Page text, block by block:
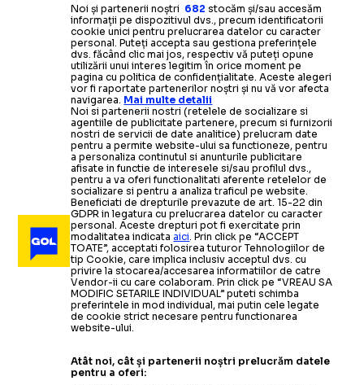
Noi și partenerii noștri 682 stocăm și/sau accesăm
informații pe dispozitivul dvs., precum identificatorii
cookie unici pentru prelucrarea datelor cu caracter
personal. Puteți accepta sau gestiona preferințele
dvs. făcând clic mai jos, respectiv vă puteți opune
utilizării unui interes legitim în orice moment pe
pagina cu politica de confidențialitate. Aceste alegeri
vor fi raportate partenerilor noștri și nu vă vor afecta
navigarea. Mai multe detalii
Noi si partenerii nostri (retelele de socializare si
agentiile de publicitate partenere, precum si furnizorii
nostri de servicii de date analitice) prelucram date
pentru a permite website-ului sa functioneze, pentru
a personaliza continutul si anunturile publicitare
afisate in functie de interesele si/sau profilul dvs.,
pentru a va oferi functionalitati aferente retelelor de
socializare si pentru a analiza traficul pe website.
Beneficiati de drepturile prevazute de art. 15-22 din
GDPR in legatura cu prelucrarea datelor cu caracter
personal. Aceste drepturi pot fi exercitate prin
modalitatea indicataaici. Prin click pe “ACCEPT
TOATE”, acceptati folosirea tuturor Tehnologiilor de
tip Cookie, care implica inclusiv acceptul dvs. cu
privire la stocarea/accesarea informatiilor de catre
Vendor-ii cu care colaboram. Prin click pe “VREAU SA
MODIFIC SETARILE INDIVIDUAL” puteti schimba
preferintele in mod individual, mai putin cele legate
de cookie strict necesare pentru functionarea
website-ului.
Atât noi, cât și partenerii noștri prelucrăm datele
pentru a oferi: